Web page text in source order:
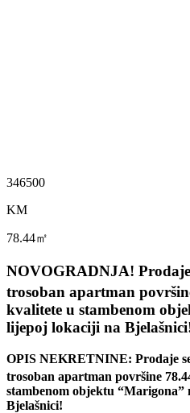
346500
KM
78.44㎡
NOVOGRADNJA!
trosoban apartman
kvalitete u stambenom
lijepoj lokaciji na
OPIS NEKRETNINE: Prodaje
trosoban apartman površine
stambenom objektu
Bjelašnici!